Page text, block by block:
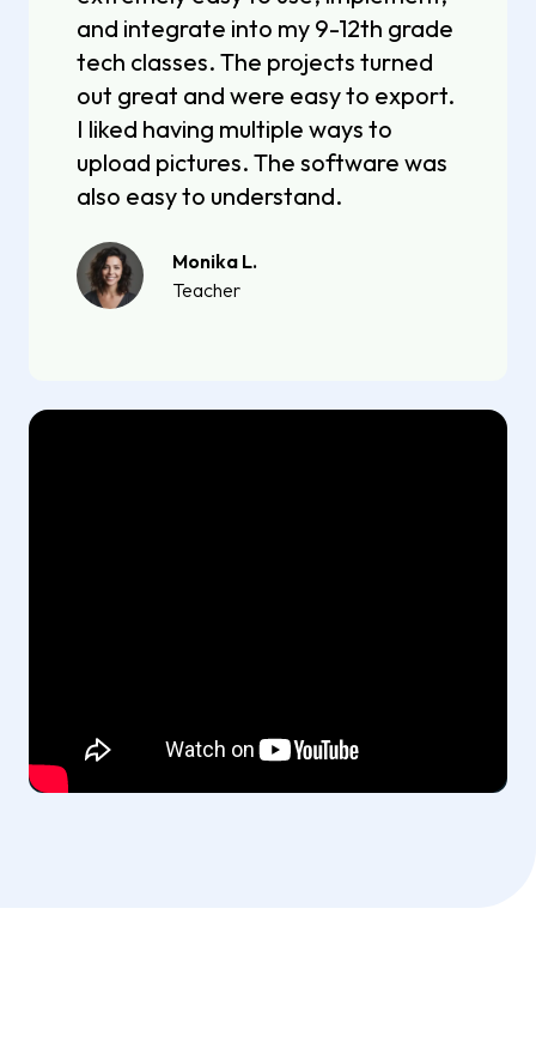
and integrate into my 9-12th grade
tech classes. The projects turned
out great and were easy to export.
I liked having multiple ways to
upload pictures. The software was
also easy to understand.
Monika L.
Teacher